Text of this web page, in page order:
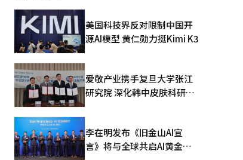
美国科技界反对限制中国开
源AI模型 黄仁勋力挺Kimi K3
爱敬产业携手复旦大学张江
研究院 深化韩中皮肤科研合
李在明发布《旧金山AI宣
言》将与全球共启AI黄金时